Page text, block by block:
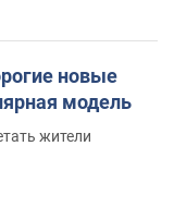
новые
модель
жители